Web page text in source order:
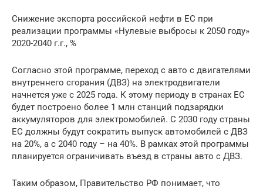
Снижение экспорта российской нефти в ЕС при
реализации программы «Нулевые выбросы к 2050 году»
2020-2040 г.г., %
Согласно этой программе, переход с авто с двигателями
внутреннего сгорания (ДВЗ) на электродвигатели
начнется уже с 2025 года. К этому периоду в странах ЕС
будет построено более 1 млн станций подзарядки
аккумуляторов для электромобилей. С 2030 году страны
ЕС должны будут сократить выпуск автомобилей с ДВЗ
на 20%, а с 2040 году – на 40%. В рамках этой программы
планируется ограничивать въезд в страны авто с ДВЗ.
Таким образом, Правительство РФ понимает, что